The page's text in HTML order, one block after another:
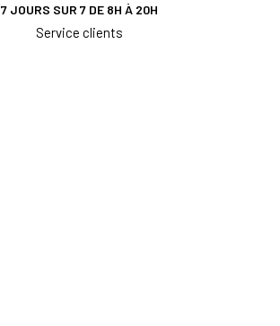
7 JOURS SUR 7 DE 8H À 20H
Service clients